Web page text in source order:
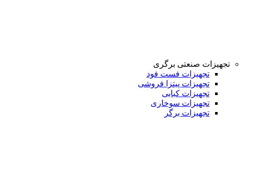
تجهیزات صنعتی برگری
تجهیزات فست فود
تجهیزات پیتزا فروشی
تجهیزات کبابی
تجهیزات سوخاری
تجهیزات برگر